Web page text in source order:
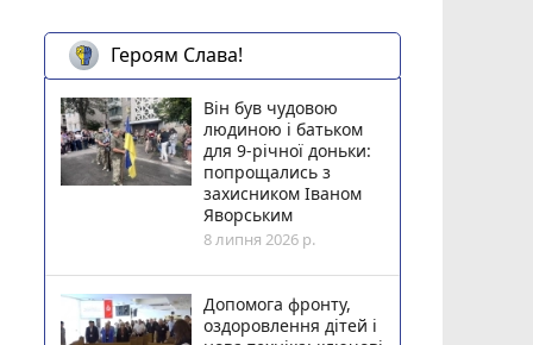
Героям Слава!
Він був чудовою
людиною і батьком
для 9-річної доньки:
попрощались з
захисником Іваном
Яворським
8 липня 2026 р.
Допомога фронту,
оздоровлення дітей і